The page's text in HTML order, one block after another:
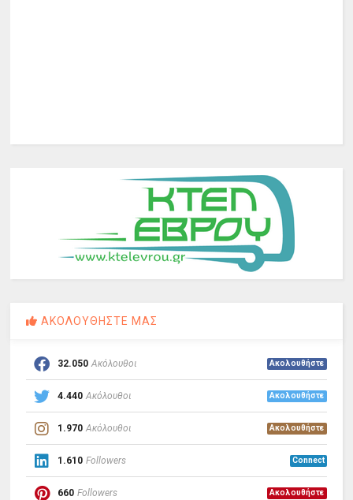
ΑΚΟΛΟΥΘΗΣΤΕ ΜΑΣ
32.050 Ακόλουθοι Ακολουθήστε
4.440 Ακόλουθοι Ακολουθήστε
1.970 Ακόλουθοι Ακολουθήστε
1.610 Followers Connect
660 Followers Ακολουθήστε